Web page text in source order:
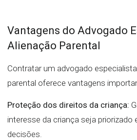
Vantagens do Advogado
Alienação Parental
Contratar um advogado
parental oferece vantagens
Proteção dos direitos da criança:
interesse da criança seja priorizado
decisões.